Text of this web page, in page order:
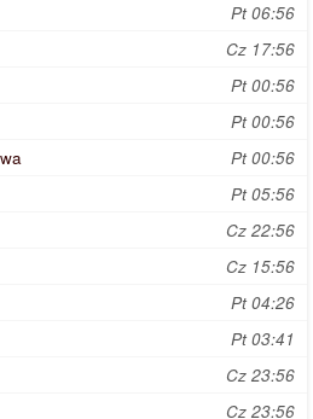
Pt 06:56
Cz 17:56
Pt 00:56
Pt 00:56
Pt 00:56
Pt 05:56
Cz 22:56
Cz 15:56
Pt 04:26
Pt 03:41
Cz 23:56
Cz 23:56